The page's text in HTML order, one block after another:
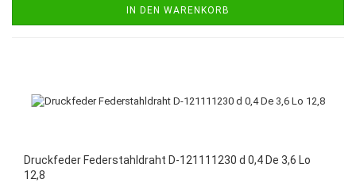
IN DEN WARENKORB
Druckfeder Federstahldraht D-121111230 d 0,4 De 3,6 Lo
12,8